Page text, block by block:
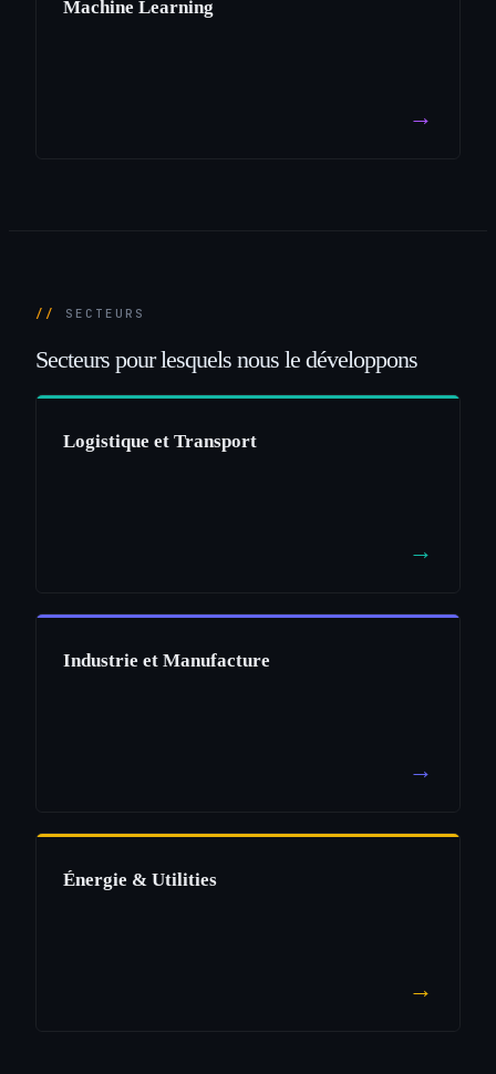
Machine Learning
→
SECTEURS
Secteurs pour lesquels nous le développons
Logistique et Transport
→
Industrie et Manufacture
→
Énergie & Utilities
→